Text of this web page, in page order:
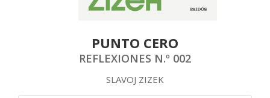
PUNTO CERO
REFLEXIONES N.º 002
SLAVOJ ZIZEK